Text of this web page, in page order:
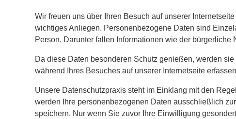
Wir freuen uns über Ihren Besuch auf unserer
wichtiges Anliegen. Personenbezogene Daten sind
Person. Darunter fallen Informationen wie der
Da diese Daten besonderen Schutz genießen, werden
während Ihres Besuches auf unserer Internetseite
Unsere Datenschutzpraxis steht im Einklang mit den
werden Ihre personenbezogenen Daten ausschließlich
speichern. Nur wenn Sie zuvor Ihre Einwilligung